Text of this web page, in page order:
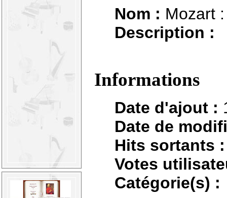
Nom : Mozart
Description :
Informations
Date d'ajout :
Date de
Hits sortants :
Votes
Catégorie(s) :